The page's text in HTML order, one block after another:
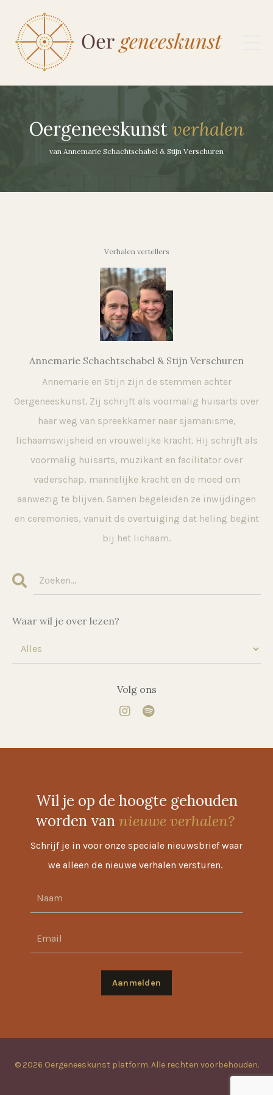
Oergeneeskunst verhalen
van Annemarie Schachtschabel & Stijn Verschuren
Verhalen vertellers
Annemarie Schachtschabel & Stijn Verschuren
Annemarie en Stijn zijn de stemmen achter
Oergeneeskunst. Zij schrijft als voormalig huisarts over
haar weg van spreekkamer naar sjamanisme,
lichaamswijsheid en vrouwelijke kracht. Hij schrijft als
voormalig huisarts, muzikant en facilitator over
vaderschap, mannelijke kracht en de moed om
aanwezig te blijven. Samen begeleiden ze inwijdingen
en ceremonies, vanuit de overtuiging dat heling begint
bij het lichaam.
Waar wil je over lezen?
Volg ons
Wil je op de hoogte gehouden
worden vannieuwe verhalen?
Schrijf je in voor onze speciale nieuwsbrief waar
we alleen de nieuwe verhalen versturen.
Aanmelden
© 2026 Oergeneeskunst platform. Alle rechten voorbehouden.